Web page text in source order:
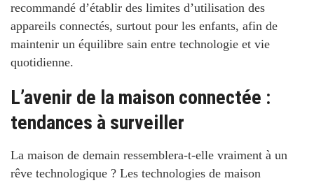
recommandé d’établir des limites d’utilisation des
appareils connectés, surtout pour les enfants, afin de
maintenir un équilibre sain entre technologie et vie
quotidienne.
L’avenir de la maison connectée :
tendances à surveiller
La maison de demain ressemblera-t-elle vraiment à un
rêve technologique ? Les technologies de maison